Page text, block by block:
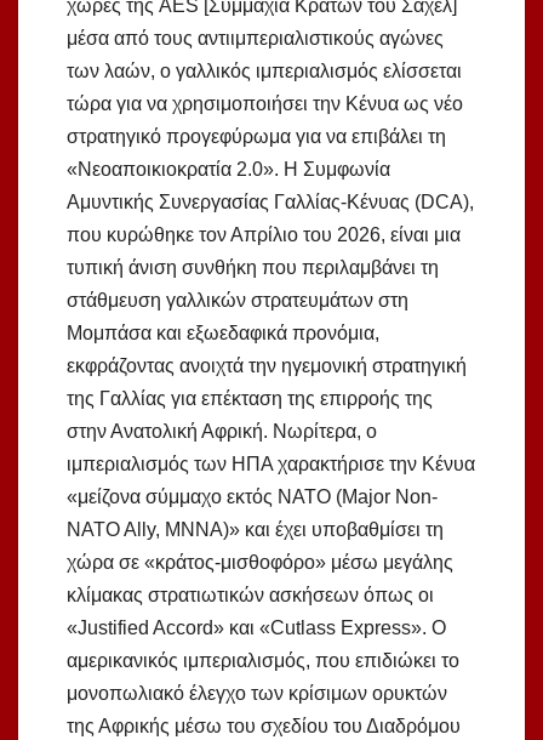
χώρες της AES [Συμμαχία Κρατών του Σαχέλ]
μέσα από τους αντιιμπεριαλιστικούς αγώνες
των λαών, ο γαλλικός ιμπεριαλισμός ελίσσεται
τώρα για να χρησιμοποιήσει την Κένυα ως νέο
στρατηγικό προγεφύρωμα για να επιβάλει τη
«Νεοαποικιοκρατία 2.0». Η Συμφωνία
Αμυντικής Συνεργασίας Γαλλίας-Κένυας (DCA),
που κυρώθηκε τον Απρίλιο του 2026, είναι μια
τυπική άνιση συνθήκη που περιλαμβάνει τη
στάθμευση γαλλικών στρατευμάτων στη
Μομπάσα και εξωεδαφικά προνόμια,
εκφράζοντας ανοιχτά την ηγεμονική στρατηγική
της Γαλλίας για επέκταση της επιρροής της
στην Ανατολική Αφρική. Νωρίτερα, ο
ιμπεριαλισμός των ΗΠΑ χαρακτήρισε την Κένυα
«μείζονα σύμμαχο εκτός ΝΑΤΟ (Major Non-
NATO Ally, MNNA)» και έχει υποβαθμίσει τη
χώρα σε «κράτος-μισθοφόρο» μέσω μεγάλης
κλίμακας στρατιωτικών ασκήσεων όπως οι
«Justified Accord» και «Cutlass Express». Ο
αμερικανικός ιμπεριαλισμός, που επιδιώκει το
μονοπωλιακό έλεγχο των κρίσιμων ορυκτών
της Αφρικής μέσω του σχεδίου του Διαδρόμου